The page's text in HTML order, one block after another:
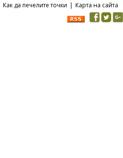
Как да печелите точки | Карта на сайта